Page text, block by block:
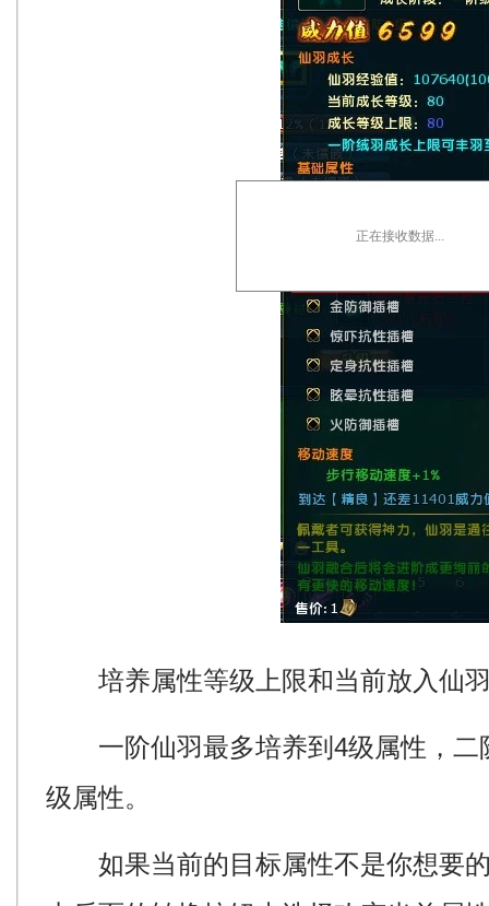
培养属性等级上限和当前放入仙
一阶仙羽最多培养到4级属性，二
级属性。
如果当前的目标属性不是你想要的
正在接收数据...